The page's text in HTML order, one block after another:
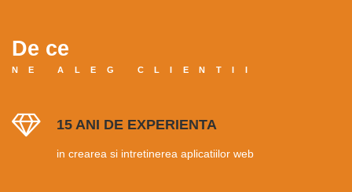
De ce
NE ALEG CLIENTII
15 ANI DE EXPERIENTA
in crearea si intretinerea aplicatiilor web